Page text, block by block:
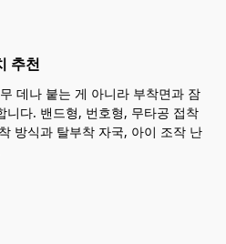
추천
데나 붙는 게 아니라 부착면과 잠
니다. 밴드형, 번호형, 무타공 접착
방식과 탈부착 자국, 아이 조작 난